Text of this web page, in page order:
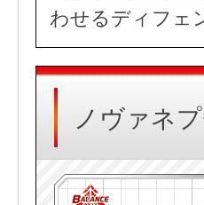
わせるディフェ
ノヴァネ